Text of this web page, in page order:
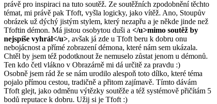
právě pro inspiraci na tuto soutěž. Ze soutěžních zpodobnění těchto
témat, mi právě pak Tfoft, vyšla logicky, jako vítěž. Ano, Stoupův
obrázek už dýchý jistým stylem, který nezapřu a je někde jinde než
Tfoftin démon. Má jistou osobytou duši a </u>mimo soutěž by
nejspíše vyhrál</u>, avšak já zde u Tfoft beru k dobru onu
nebojácnost a přímé zobrazení démona, které nám sem ukázala.
Chtěl by jsem též podotknout že nemuselo zůstat jenom u démonů.
Ten kdo četl vlákno v Obrazárně mi dá určitě za pravdu :)
Osobně jsem rád že se nám urodilo alespoň toto dílko, které téma
pojalo přímou cestou, tradičně a přitom zajímavě. Tímto dávám
Tfoft glejt, jako odměnu výtězky soutěže a též systémově přičítám 5
bodů reputace k dobru. Užij si je Tfoft :)